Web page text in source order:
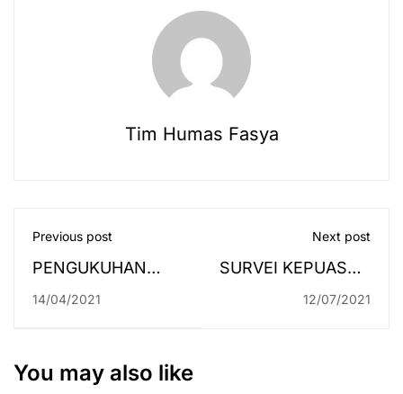
Tim Humas Fasya
Previous post
PENGUKUHAN
PROF. MASYITHAH
SYARIAH UIN
14/04/2021
Next post
SURVEI KEPUASAN
MAHASISWA
12/07/2021
You may also like